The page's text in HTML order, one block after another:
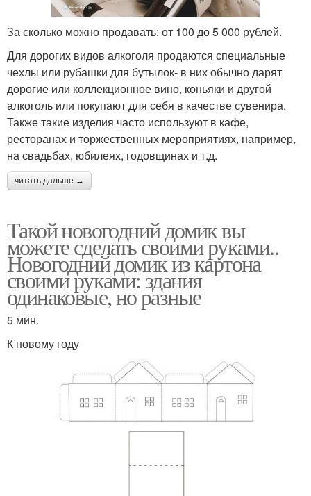
За сколько можно продавать: от 100 до 5 000 рублей.
Для дорогих видов алкоголя продаются специальные
чехлы или рубашки для бутылок- в них обычно дарят
дорогие или коллекционное вино, коньяки и другой
алкоголь или покупают для себя в качестве сувенира.
Также такие изделия часто используют в кафе,
ресторанах и торжественных мероприятиях, например,
на свадьбах, юбилеях, годовщинах и т.д.
читать дальше →
Такой новогодний домик вы
можете сделать своими руками..
Новогодний домик из картона
своими руками: здания
одинаковые, но разные
5 мин.
К новому году